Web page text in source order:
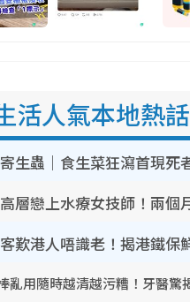
活人氣本地熱話